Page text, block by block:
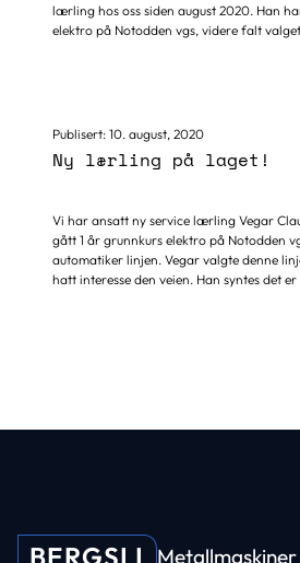
lærling hos oss siden august 2020. Han
elektro på Notodden vgs, videre falt
lærling har han vist stor kompetanse
Publisert: 10. august, 2020
Ny lærling på laget!
Vi har ansatt ny service lærling Vegar
gått 1 år grunnkurs elektro på Notodden
automatiker linjen. Vegar valgte denne
hatt interesse den veien. Han syntes det
BERGSLI Metallmaskiner